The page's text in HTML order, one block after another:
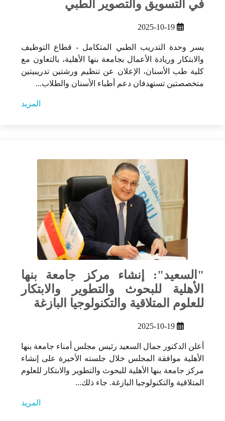
في التسويق والتصوير الطبي
2025-10-19
يسر وحدة التدريب الطبي المتكامل - قطاع التوظيف
والابتكار وريادة الأعمال بجامعة بنها الأهلية، بالتعاون مع
كلية طب الأسنان، الإعلان عن تنظيم ورشتين تدريبيتين
متخصصتين تستهدفان دعم أطباء الأسنان والطلاب...
المزيد
"السعيد": إنشاء مركز جامعة بنها
الأهلية للبحوث والتطوير والابتكار
للعلوم المتلاقية والتكنولوجيا البازغة
2025-10-19
أعلن الدكتور جمال السعيد رئيس مجلس أمناء جامعة بنها
الأهلية موافقة المجلس خلال جلسته الأخيرة على إنشاء
مركز جامعة بنها الأهلية للبحوث والتطوير والابتكار للعلوم
المتلاقية والتكنولوجيا البازغة. جاء ذلك...
المزيد